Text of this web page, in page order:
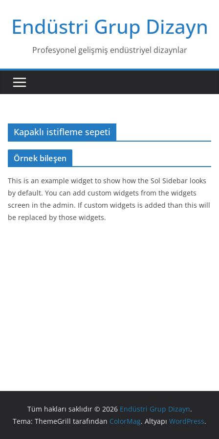
contentEndüstri Grup Dizayn
Profesyonel gelişmiş endüstriyel dizaynlar
Kapaklı istifleme sepeti
Örnek bileşen
This is an example widget to show how the Sol Sidebar looks
by default. You can add custom widgets from the widgets
screen in the admin. If custom widgets is added than this will
be replaced by those widgets.
Tüm hakları saklıdır © 2026 Endüstri Grup Dizayn.
Tema: ThemeGrill tarafından ColorMag. Altyapı WordPress.